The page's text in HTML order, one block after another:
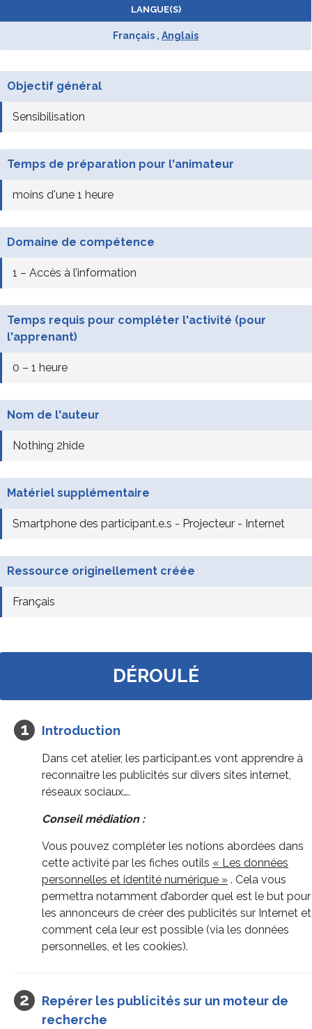
LANGUE(S)
Français , Anglais
Objectif général
Sensibilisation
Temps de préparation pour l'animateur
moins d'une 1 heure
Domaine de compétence
1 – Accès à l’information
Temps requis pour compléter l'activité (pour
l'apprenant)
0 – 1 heure
Nom de l'auteur
Nothing 2hide
Matériel supplémentaire
Smartphone des participant.e.s - Projecteur - Internet
Ressource originellement créée
Français
DÉROULÉ
Introduction
Dans cet atelier, les participant.es vont apprendre à
reconnaître les publicités sur divers sites internet,
réseaux sociaux….
Conseil médiation :
Vous pouvez compléter les notions abordées dans
cette activité par les fiches outils « Les données
personnelles et identité numérique » . Cela vous
permettra notamment d’aborder quel est le but pour
les annonceurs de créer des publicités sur Internet et
comment cela leur est possible (via les données
personnelles, et les cookies).
Repérer les publicités sur un moteur de
recherche